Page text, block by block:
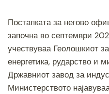
Постапката за негово
започна во септември
учествуваа Геолошкиот
енергетика, рударство и
Државниот завод за
Министерството